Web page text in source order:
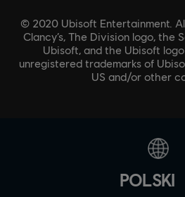
© 2020 Ubisoft Entertainment.
Clancy’s, The Division logo, the
Ubisoft, and the Ubisoft
unregistered trademarks of
US and/or other
POLSKI